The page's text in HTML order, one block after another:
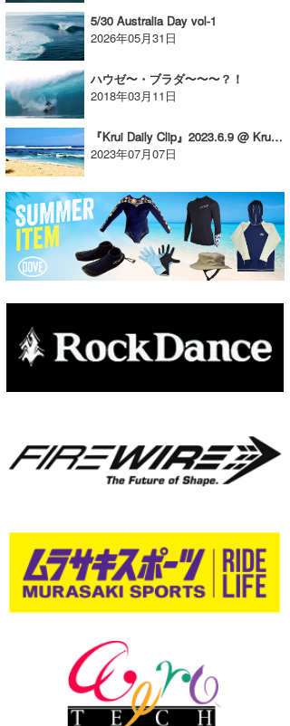
5/30 Australia Day vol-1
2026年05月31日
ハウゼ〜・ブラダ〜〜〜？！
2018年03月11日
『Krui Daily Clip』2023.6.9 @ Krui / vol.2
2023年07月07日
たっちー
ハンマー
まっきー
三輪予報士
小川予報士
上田純子
上條将美
唐澤予報士
ゴン
米山予報士
予報士 hiro.
Mr.K
chappy